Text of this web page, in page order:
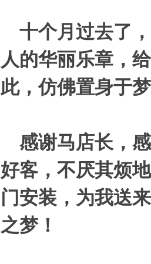
十个月过去了
人的华丽乐章，
此，仿佛置身于
感谢马店长，
好客，不厌其烦
门安装，为我送
之梦！